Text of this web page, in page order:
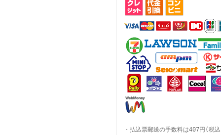
・払込票郵送の手数料は407円(税